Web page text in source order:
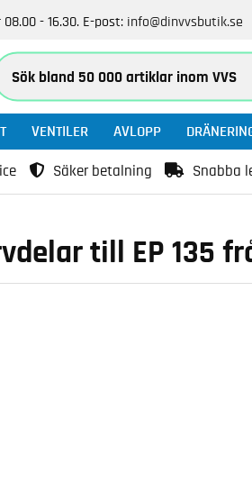
- 16.30. E-post: info@dinvvsbutik.se
VENTILER AVLOPP
Säker betalning Snabba
till EP 135